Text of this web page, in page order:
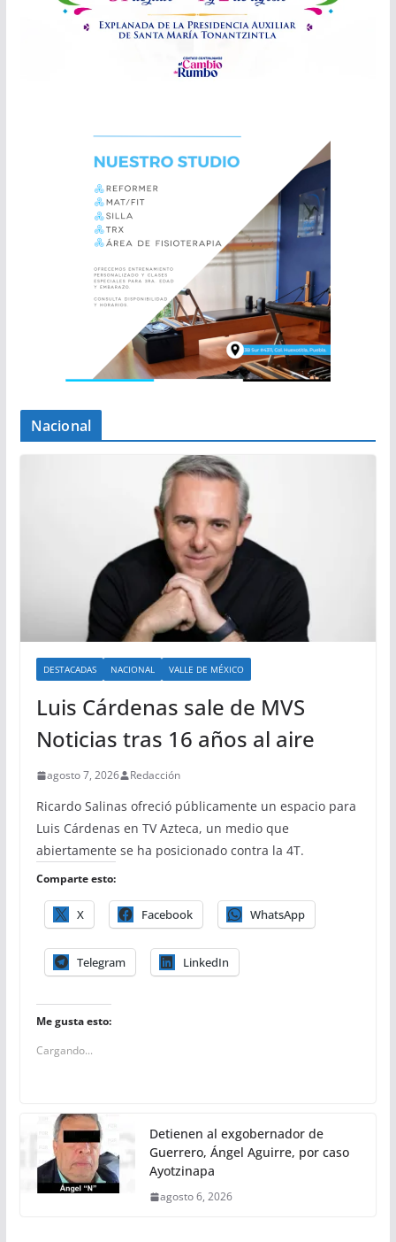
Nacional
DESTACADAS NACIONAL VALLE DE MÉXICO
Luis Cárdenas sale de MVS
Noticias tras 16 años al aire
agosto 7, 2026 Redacción
Ricardo Salinas ofreció públicamente un espacio para
Luis Cárdenas en TV Azteca, un medio que
abiertamente se ha posicionado contra la 4T.
Comparte esto:
X Facebook WhatsApp
Telegram LinkedIn
Me gusta esto:
Cargando...
Detienen al exgobernador de
Guerrero, Ángel Aguirre, por caso
Ayotzinapa
agosto 6, 2026